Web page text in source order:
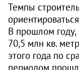
Темпы
В прошлом
70,5 млн кв.
этого года по
периодом